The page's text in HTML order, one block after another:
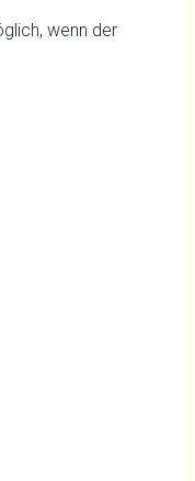
wenn der